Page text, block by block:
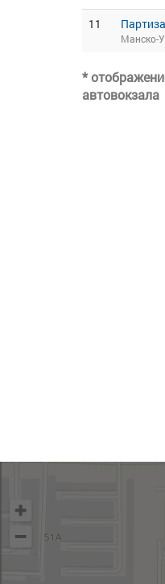
11
Манско-
*
автовокзала